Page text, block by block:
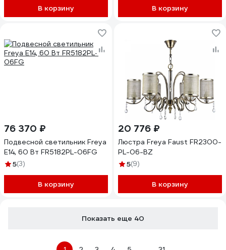
В корзину В корзину
76 370 ₽
Подвесной светильник Freya
E14, 60 Вт FR5182PL-06FG
5(3)
В корзину
20 776 ₽
Люстра Freya Faust FR2300-
PL-06-BZ
5(9)
В корзину
Показать еще 40